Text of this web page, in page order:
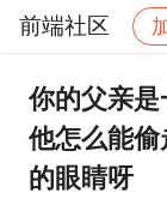
前端社区
社区 前端社
你的父亲
他怎么能
的眼睛呀